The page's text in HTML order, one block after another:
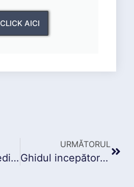
CLICK AICI
Finanțări și Credite pentru IMM-uri: Rolul certificatelor ONRC
URMĂTORUL
Ghidul incepătorului pentru inregistrarea în Registrul Comerțului